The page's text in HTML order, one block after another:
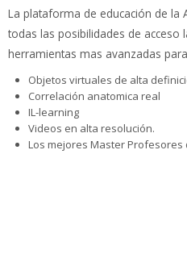
La plataforma de educación de la
todas las posibilidades de acceso
herramientas mas avanzadas
Objetos virtuales de alta
Correlación anatomica real
IL-learning
Videos en alta resolución.
Los mejores Master Profesores